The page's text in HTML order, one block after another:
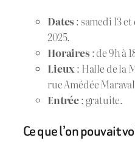
Dates : samedi 13
2025.
Horaires : de 9h à
Lieux: Halle de la
rue Amédée
Entrée: gratuite.
Ce que l’on pouvait